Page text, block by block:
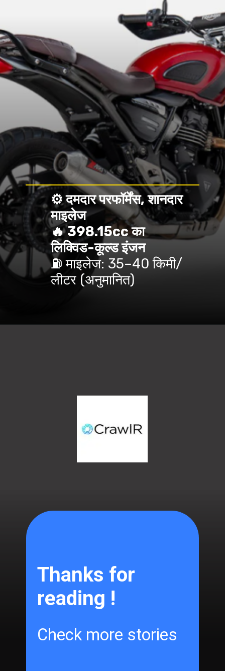
⚙️ दमदार परफॉर्मेंस, शानदार
माइलेज
🔥 398.15cc का
लिक्विड-कूल्ड इंजन
⛽ माइलेज: 35–40 किमी/
लीटर (अनुमानित)
Thanks for
reading !
Check more stories